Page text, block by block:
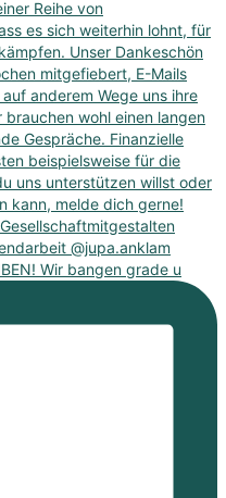
Wir bangen grade u